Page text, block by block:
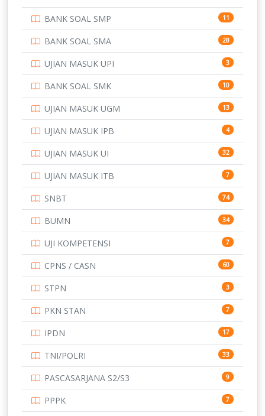
3
169
7
PTDI STTD 4
133
SMA 146
SMK 231
SMP 134
STIP 2
153
345
UNIVERSITAS AIRLANGGA 15
16
15
15
14
14
UNIVERSITAS CENDRAWASIH 14
15
BANK SOAL SMP 11
BANK SOAL SMA 28
UJIAN MASUK UPI 3
BANK SOAL SMK 10
UJIAN MASUK UGM 13
UJIAN MASUK IPB 4
UJIAN MASUK UI 32
UJIAN MASUK ITB 7
SNBT 74
BUMN 34
UJI KOMPETENSI 7
CPNS / CASN 60
STPN 3
PKN STAN 7
IPDN 17
TNI/POLRI 33
PASCASARJANA S2/S3 9
PPPK 7